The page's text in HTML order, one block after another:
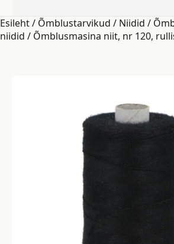
Esileht/ Õmblustarvikud / Niidid /
niidid / Õmblusmasina niit, nr 120,